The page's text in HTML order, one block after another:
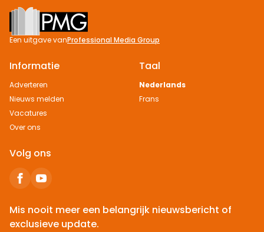
Footer
Een uitgave vanProfessional Media Group
Informatie
Adverteren
Nieuws melden
Vacatures
Over ons
Taal
Nederlands
Frans
Volg ons
Mis nooit meer een belangrijk nieuwsbericht of
exclusieve update.